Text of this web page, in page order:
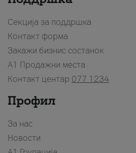
Секција за поддршка
Контакт форма
Закажи бизнис состанок
A1 Продажни места
Контакт центар 077 1234
Профил
За нас
Новости